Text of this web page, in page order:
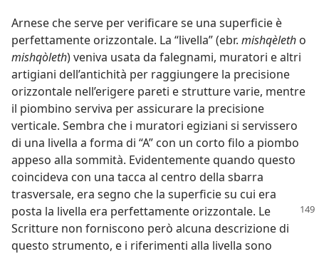
Arnese che serve per verificare se una superficie è
perfettamente orizzontale. La “livella” (ebr. mishqèleth o
mishqòleth) veniva usata da falegnami, muratori e altri
artigiani dell’antichità per raggiungere la precisione
orizzontale nell’erigere pareti e strutture varie, mentre
il piombino serviva per assicurare la precisione
verticale. Sembra che i muratori egiziani si servissero
di una livella a forma di “A” con un corto filo a piombo
appeso alla sommità. Evidentemente quando questo
coincideva con una tacca al centro della sbarra
trasversale, era segno che la superficie su cui era
posta la livella era perfettamente orizzontale. Le
Scritture non forniscono però alcuna descrizione di
questo strumento, e i riferimenti alla livella sono